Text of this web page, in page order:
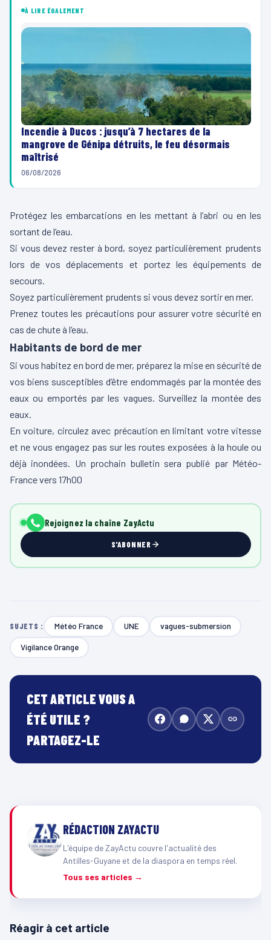
À LIRE ÉGALEMENT
Incendie à Ducos : jusqu’à 7 hectares de la
mangrove de Génipa détruits, le feu désormais
maîtrisé
06/08/2026
Protégez les embarcations en les mettant à l’abri ou en les
sortant de l’eau.
Si vous devez rester à bord, soyez particulièrement prudents
lors de vos déplacements et portez les équipements de
secours.
Soyez particulièrement prudents si vous devez sortir en mer.
Prenez toutes les précautions pour assurer votre sécurité en
cas de chute à l’eau.
Habitants de bord de mer
Si vous habitez en bord de mer, préparez la mise en sécurité de
vos biens susceptibles d’être endommagés par la montée des
eaux ou emportés par les vagues. Surveillez la montée des
eaux.
En voiture, circulez avec précaution en limitant votre vitesse
et ne vous engagez pas sur les routes exposées à la houle ou
déjà inondées. Un prochain bulletin sera publié par Météo-
France vers 17h00
Rejoignez la chaîne ZayActu
S'ABONNER
SUJETS : Météo France UNE vagues-submersion
Vigilance Orange
CET ARTICLE VOUS A
ÉTÉ UTILE ?
PARTAGEZ-LE
RÉDACTION ZAYACTU
L'équipe de ZayActu couvre l'actualité des
Antilles-Guyane et de la diaspora en temps réel.
Tous ses articles →
Réagir à cet article